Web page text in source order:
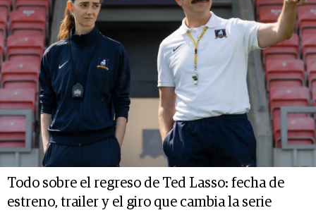
Todo sobre el regreso de Ted Lasso: fecha de
estreno, trailer y el giro que cambia la serie